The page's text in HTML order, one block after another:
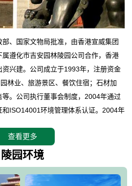
、国家文物局批准，由香港宣威集团
遵化市吉安园林陵园公司合作，香港
兴建。公司成立于1993年，注册资金
林业、旅游景区、餐饮住宿；石材加
。公司执行董事会制度，2004年通过
ISO14001环境管理体系认证。2004年
式陵园，园内建有四星级酒店一座。
落在世界文化遗产清东陵地形墙内，地
便利。公司以“建设全国顶级人生后花
”为目标，以海外归侨、国内外知名人士
查看更多
陵园环境